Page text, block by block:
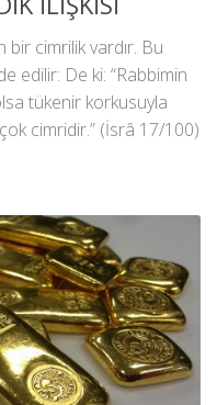
bir cimrilik vardır. Bu
edilir: De ki: “Rabbimin
tükenir korkusuyla
cimridir.” (İsrâ 17/100)